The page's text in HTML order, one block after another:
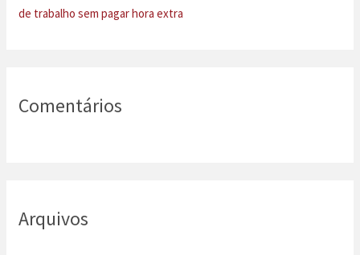
:de trabalho sem pagar hora extra
Comentários
Arquivos